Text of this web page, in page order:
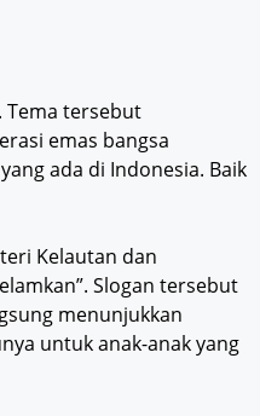
Tema tersebut
emas bangsa
ada di Indonesia. Baik
Kelautan dan
Slogan tersebut
menunjukkan
untuk anak-anak yang